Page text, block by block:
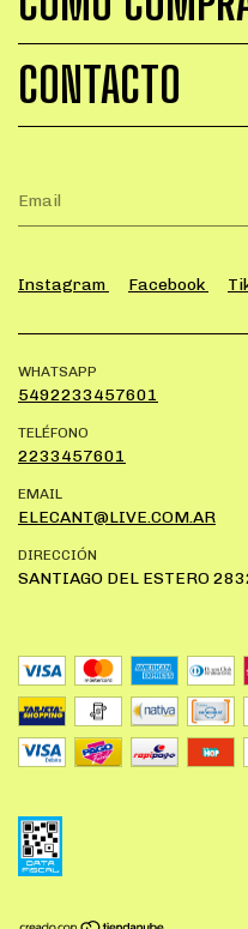
CONTACTO
Instagram Facebook
WHATSAPP
5492233457601
TELÉFONO
2233457601
EMAIL
ELECANT@LIVE.COM.AR
DIRECCIÓN
SANTIAGO DEL ESTERO